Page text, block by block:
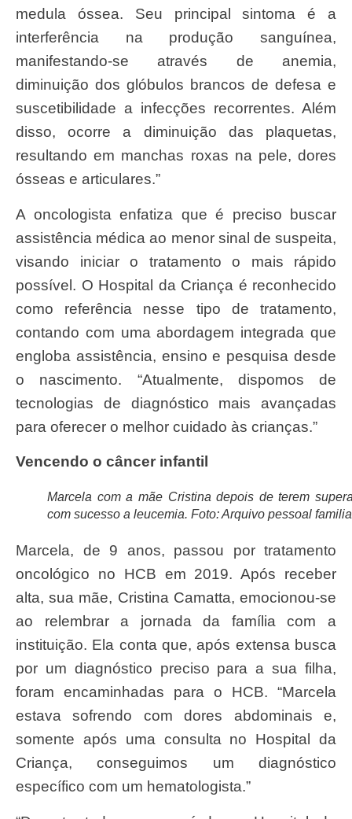
medula óssea. Seu principal sintoma é a
interferência na produção sanguínea,
manifestando-se através de anemia,
diminuição dos glóbulos brancos de defesa e
suscetibilidade a infecções recorrentes. Além
disso, ocorre a diminuição das plaquetas,
resultando em manchas roxas na pele, dores
ósseas e articulares.”
A oncologista enfatiza que é preciso buscar
assistência médica ao menor sinal de suspeita,
visando iniciar o tratamento o mais rápido
possível. O Hospital da Criança é reconhecido
como referência nesse tipo de tratamento,
contando com uma abordagem integrada que
engloba assistência, ensino e pesquisa desde
o nascimento. “Atualmente, dispomos de
tecnologias de diagnóstico mais avançadas
para oferecer o melhor cuidado às crianças.”
Vencendo o câncer infantil
Marcela com a mãe Cristina depois de terem
com sucesso a leucemia. Foto: Arquivo pessoal
Marcela, de 9 anos, passou por tratamento
oncológico no HCB em 2019. Após receber
alta, sua mãe, Cristina Camatta, emocionou-se
ao relembrar a jornada da família com a
instituição. Ela conta que, após extensa busca
por um diagnóstico preciso para a sua filha,
foram encaminhadas para o HCB. “Marcela
estava sofrendo com dores abdominais e,
somente após uma consulta no Hospital da
Criança, conseguimos um diagnóstico
específico com um hematologista.”